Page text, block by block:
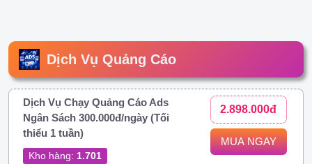
Dịch Vụ Quảng Cáo
Dịch Vụ Chạy Quảng Cáo Ads
Ngân Sách 300.000đ/ngày (Tối
thiểu 1 tuần)
Kho hàng: 1.701
2.898.000đ
MUA NGAY